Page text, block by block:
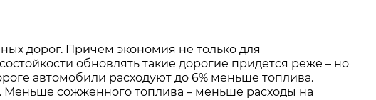
дорог. Причем экономия не только для
обновлять такие дорогие придется реже – но
автомобили расходуют до 6% меньше топлива.
Меньше сожженного топлива – меньше расходы на